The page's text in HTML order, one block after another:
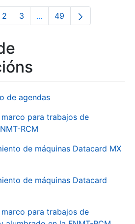
Páxina
2 Páxina
3 ...Páxinas intermedias Use
Páxina
49
de agendas
para trabajos de
RCM
de máquinas Datacard MX
de máquinas Datacard
para trabajos de